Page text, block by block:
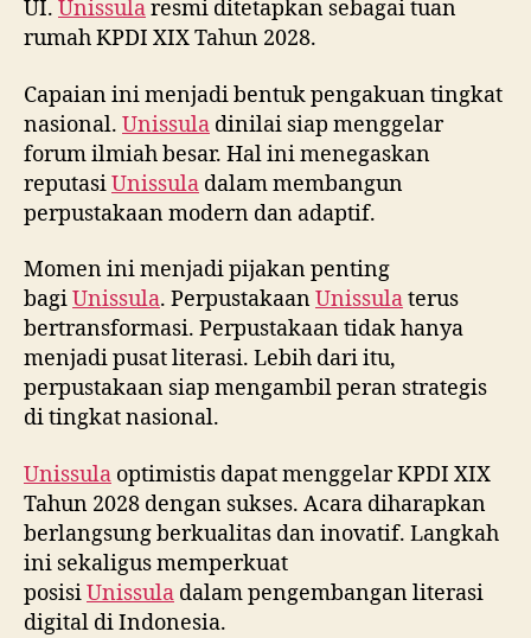
UI. Unissularesmi ditetapkan sebagai tuan
rumah KPDI XIX Tahun 2028.
Capaian ini menjadi bentuk pengakuan tingkat
nasional. Unissula dinilai siap menggelar
forum ilmiah besar. Hal ini menegaskan
reputasiUnissula dalam membangun
perpustakaan modern dan adaptif.
Momen ini menjadi pijakan penting
bagiUnissula. PerpustakaanUnissulaterus
bertransformasi. Perpustakaan tidak hanya
menjadi pusat literasi. Lebih dari itu,
perpustakaan siap mengambil peran strategis
di tingkat nasional.
Unissula optimistis dapat menggelar KPDI XIX
Tahun 2028 dengan sukses. Acara diharapkan
berlangsung berkualitas dan inovatif. Langkah
ini sekaligus memperkuat
posisiUnissula dalam pengembangan literasi
digital di Indonesia.